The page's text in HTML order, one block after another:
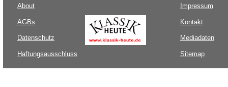
About
AGBs
Datenschutz
Haftungsausschluss
Impressum
Kontakt
Mediadaten
Sitemap